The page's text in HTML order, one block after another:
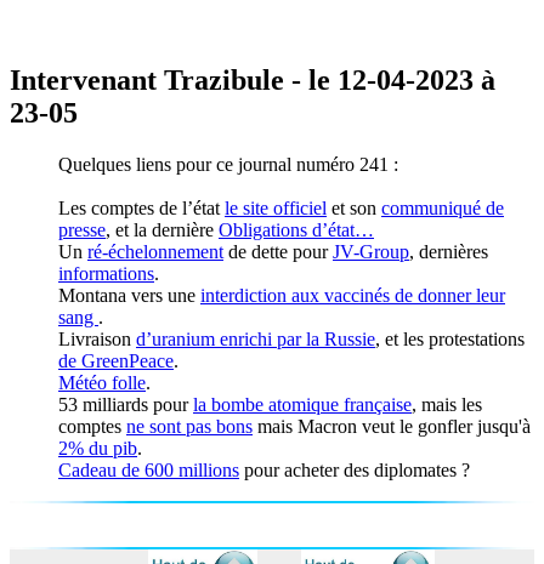
Intervenant Trazibule - le 12-04-2023 à
23-05
Quelques liens pour ce journal numéro 241 :
Les comptes de l’état le site officiel et son communiqué de
presse, et la dernière Obligations d’état…
Un ré-échelonnement de dette pourJV-Group, dernières
informations.
Montana vers une interdiction aux vaccinés de donner leur
sang .
Livraison d’uranium enrichi par la Russie, et les protestations
de GreenPeace.
Météo folle.
53 milliards pourla bombe atomique française, mais les
comptes ne sont pas bons mais Macron veut le gonfler jusqu'à
2% du pib.
Cadeau de 600 millions pour acheter des diplomates ?